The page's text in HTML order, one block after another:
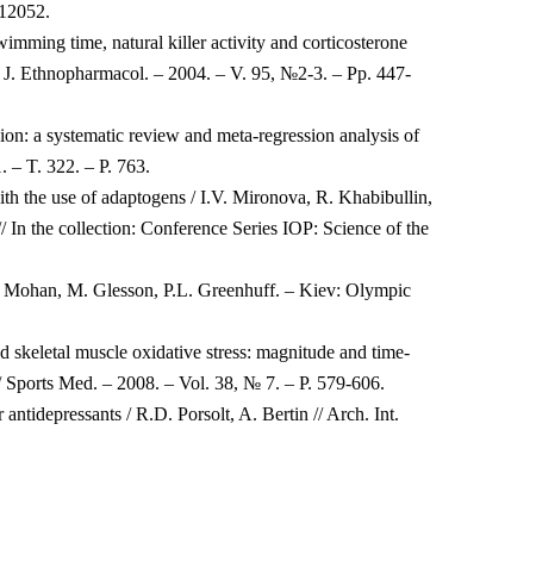
time, natural killer activity and corticosterone
Ethnopharmacol. – 2004. – V. 95, №2-3. – Pp. 447-
a systematic review and meta-regression analysis of
– T. 322. – P. 763.
the use of adaptogens / I.V. Mironova, R. Khabibullin,
the collection: Conference Series IOP: Science of the
M. Glesson, P.L. Greenhuff. – Kiev: Olympic
muscle oxidative stress: magnitude and time-
Med. – 2008. – Vol. 38, № 7. – P. 579-606.
/ R.D. Porsolt, A. Bertin // Arch. Int.